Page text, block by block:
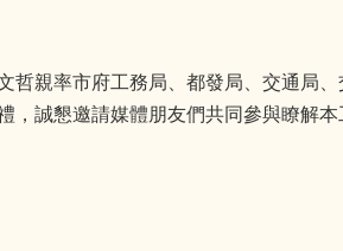
哲親率市府工務局、都發局、交通局
，誠懇邀請媒體朋友們共同參與瞭解